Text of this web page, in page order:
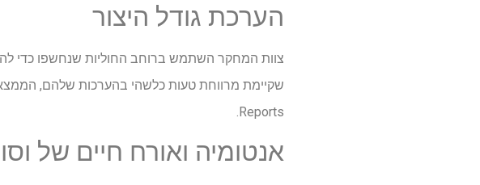
הערכת גודל היצור
Reports.
אנטומיה ואורח חיים של